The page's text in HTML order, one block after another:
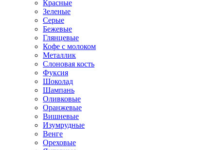
Красные
Зеленые
Серые
Бежевые
Глянцевые
Кофе с молоком
Металлик
Слоновая кость
Фуксия
Шоколад
Шампань
Оливковые
Оранжевые
Вишневые
Изумрудные
Венге
Ореховые